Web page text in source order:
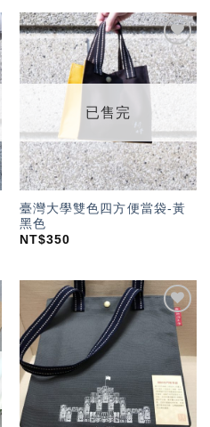
加入
「願
望輕
已售完
臺灣大學雙色四方便當袋-黃
黑色
NT$350
加入
「願
望輕
單」